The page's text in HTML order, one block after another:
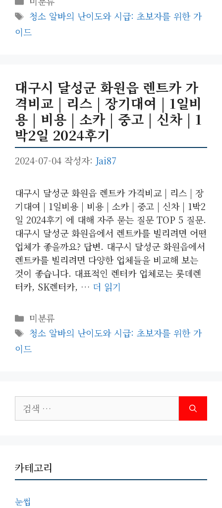
테
고
태
그
청소 알바의 난이도와 시급: 초보자를 위한 가
이드
대구시 달성군 화원읍 렌트카 가
격비교 | 리스 | 장기대여 | 1일비
용 | 비용 | 소카 | 중고 | 신차 | 1
박2일 2024후기
2024-07-04 작성자: Jai87
대구시 달성군 화원읍 렌트카 가격비교 | 리스 | 장
기대여 | 1일비용 | 비용 | 소카 | 중고 | 신차 | 1박2
일 2024후기 에 대해 자주 묻는 질문 TOP 5 질문.
대구시 달성군 화원읍에서 렌트카를 빌리려면 어떤
업체가 좋을까요? 답변. 대구시 달성군 화원읍에서
렌트카를 빌리려면 다양한 업체들을 비교해 보는
것이 좋습니다. 대표적인 렌터카 업체로는 롯데렌
터카, SK렌터카, … 더 읽기
카
테
고
미분류
태
그
청소 알바의 난이도와 시급: 초보자를 위한 가
이드
색:
카테고리
눈썹